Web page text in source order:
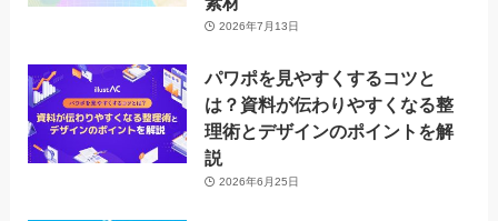
2026年7月13日
パワポを見やすくするコツと
は？資料が伝わりやすくなる整
理術とデザインのポイントを解
説
2026年6月25日